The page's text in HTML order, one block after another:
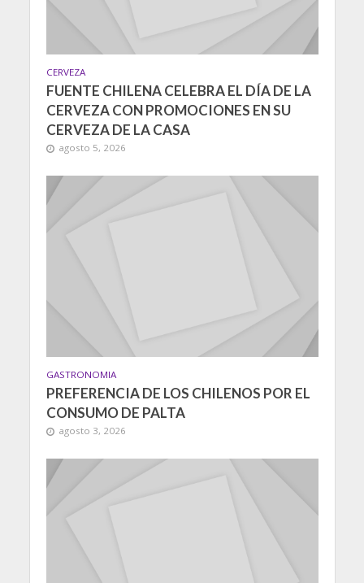
CERVEZA
FUENTE CHILENA CELEBRA EL DÍA DE LA
CERVEZA CON PROMOCIONES EN SU
CERVEZA DE LA CASA
agosto 5, 2026
GASTRONOMIA
PREFERENCIA DE LOS CHILENOS POR EL
CONSUMO DE PALTA
agosto 3, 2026